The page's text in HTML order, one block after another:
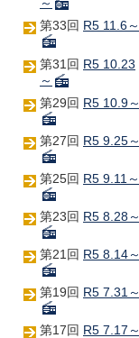
～
第33回 R5 11.6～
第31回 R5 10.23
～
第29回 R5 10.9～
第27回 R5 9.25～
第25回 R5 9.11～
第23回 R5 8.28～
第21回 R5 8.14～
第19回 R5 7.31～
第17回 R5 7.17～